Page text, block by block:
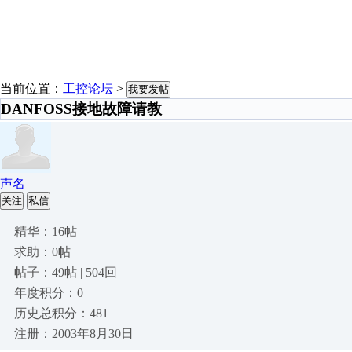
当前位置： 工控论坛 > 我要发帖
DANFOSS接地故障请教
声名
关注 私信
精华：16帖
求助：0帖
帖子：49帖 | 504回
年度积分：0
历史总积分：481
注册：2003年8月30日